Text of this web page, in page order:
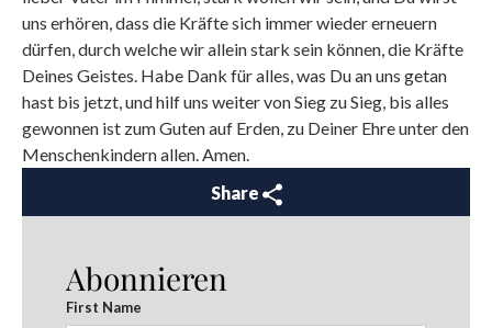
uns erhören, dass die Kräfte sich immer wieder erneuern
dürfen, durch welche wir allein stark sein können, die Kräfte
Deines Geistes. Habe Dank für alles, was Du an uns getan
hast bis jetzt, und hilf uns weiter von Sieg zu Sieg, bis alles
gewonnen ist zum Guten auf Erden, zu Deiner Ehre unter den
Menschenkindern allen. Amen.
Share
Abonnieren
First Name